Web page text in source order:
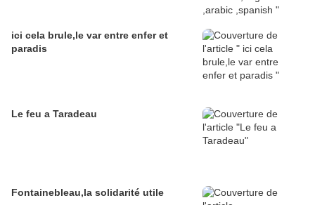
ici cela brule,le var entre enfer et
paradis
Le feu a Taradeau
Fontainebleau,la solidarité utile